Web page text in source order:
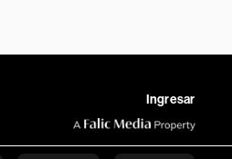
Ingresar